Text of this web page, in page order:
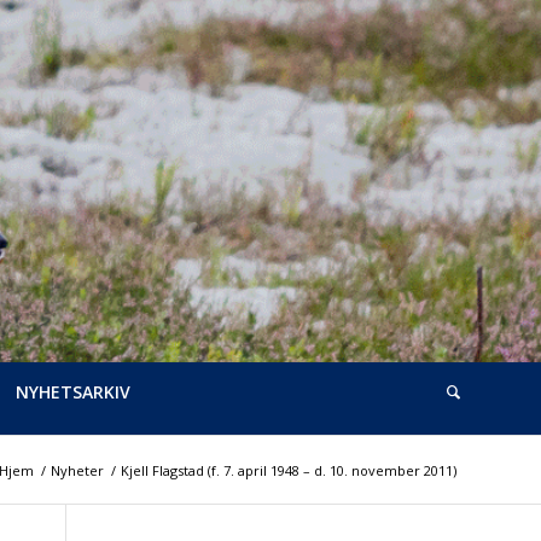
NYHETSARKIV
Hjem / Nyheter / Kjell Flagstad (f. 7. april 1948 – d. 10. november 2011)